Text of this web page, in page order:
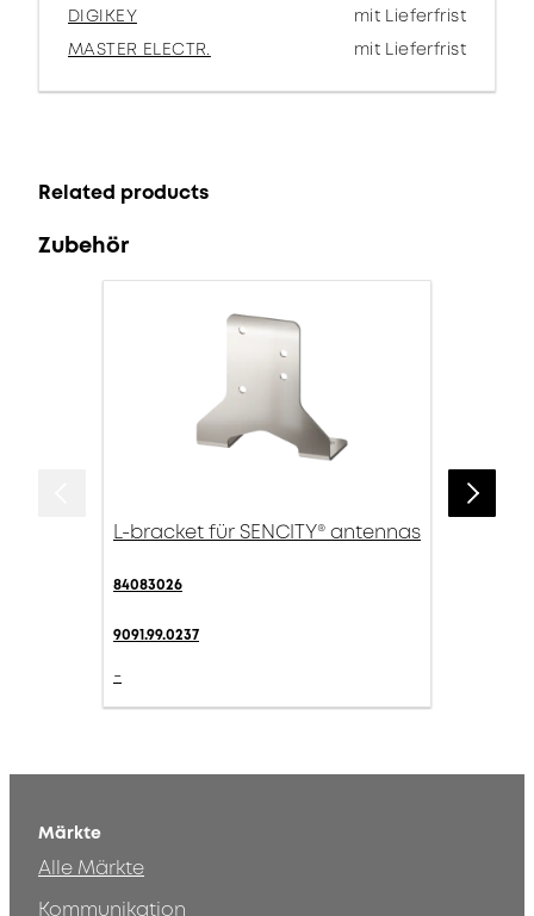
DIGIKEY
mit Lieferfrist
MASTER ELECTR.
mit Lieferfrist
Related products
Zubehör
L-bracket für SENCITY® antennas
84083026
9091.99.0237
-
Märkte
Alle Märkte
Kommunikation